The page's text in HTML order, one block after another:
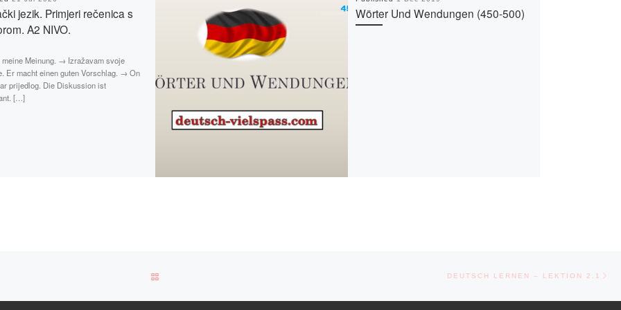
jezik. Primjeri rečenica s
A2 NIVO.
meine Meinung. → Izražavam svoje
Er macht einen guten Vorschlag. → On
prijedlog. Die Diskussion ist
[…]
Wörter Und Wendungen (450-500)
DEUTSCH LERNEN – LEKTION 2.1